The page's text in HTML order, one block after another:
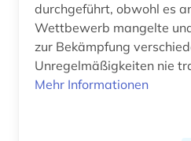
durchgeführt, obwohl es
Wettbewerb mangelte
zur Bekämpfung
Unregelmäßigkeiten nie
Mehr Informationen